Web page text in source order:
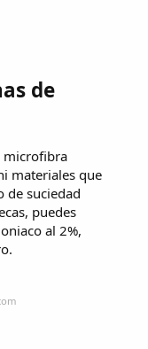
de
microfibra
materiales que
de suciedad
puedes
al 2%,